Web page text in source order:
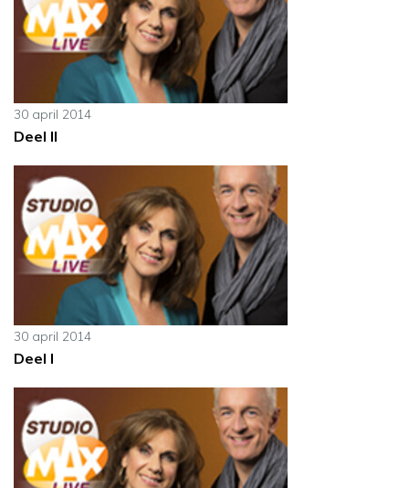
30 april 2014
Deel II
30 april 2014
Deel I